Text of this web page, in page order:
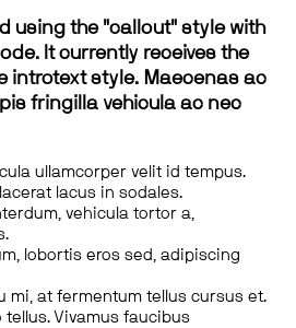
using the "callout" style with
It currently receives the
introtext style. Maecenas ac
fringilla vehicula ac nec
ullamcorper velit id tempus.
lacus in sodales.
vehicula tortor a,
lobortis eros sed, adipiscing
mi, at fermentum tellus cursus et.
Vivamus faucibus